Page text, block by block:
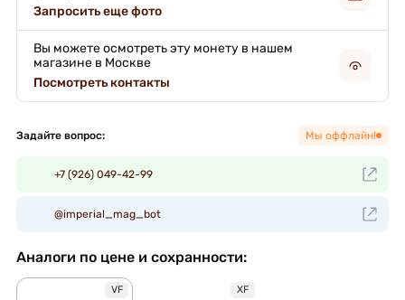
Запросить еще фото
Вы можете осмотреть эту монету в нашем
магазине в Москве
Посмотреть контакты
Задайте вопрос: Мы оффлайн!
+7 (926) 049-42-99
@imperial_mag_bot
Аналоги по цене и сохранности:
VF XF